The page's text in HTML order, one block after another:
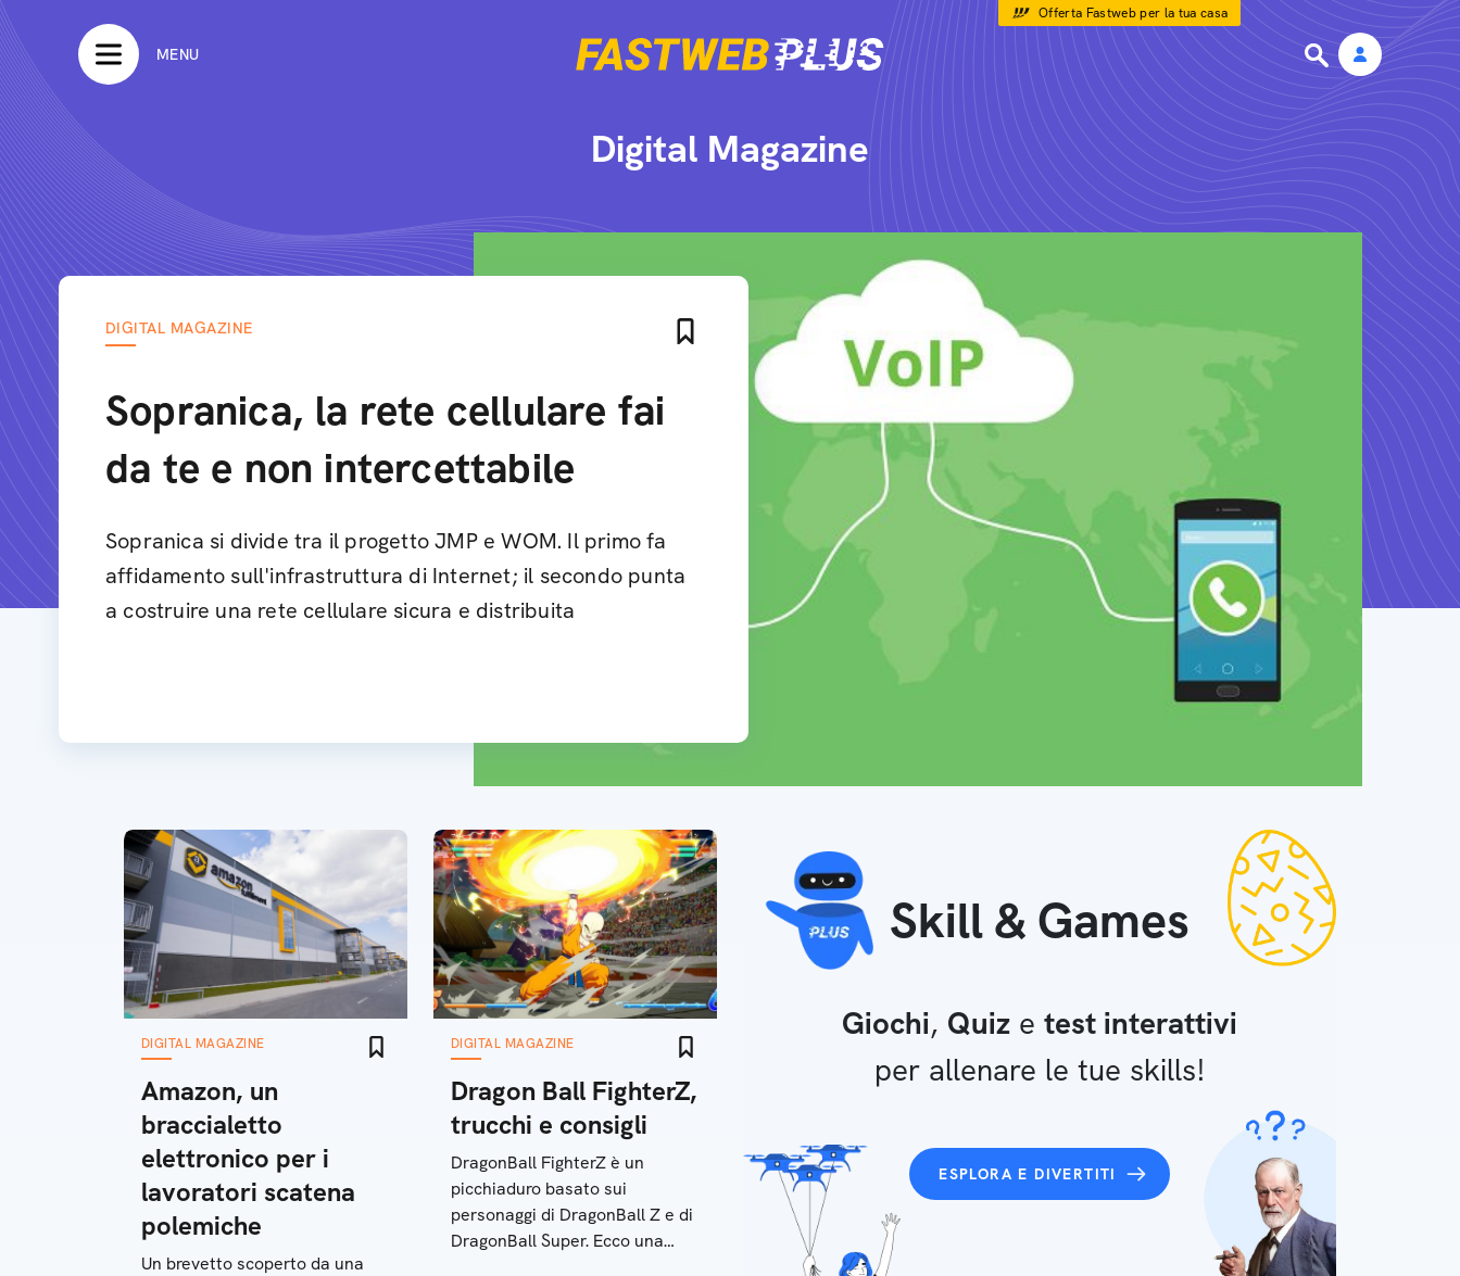
Offerta Fastweb per la tua casa
MENU
Digital Magazine
DIGITAL MAGAZINE
Sopranica, la rete cellulare fai
da te e non intercettabile
Sopranica si divide tra il progetto JMP e WOM. Il primo fa
affidamento sull'infrastruttura di Internet; il secondo punta
a costruire una rete cellulare sicura e distribuita
DIGITAL MAGAZINE
Amazon, un
braccialetto
elettronico per i
lavoratori scatena
polemiche
Un brevetto scoperto da una
DIGITAL MAGAZINE
Dragon Ball FighterZ,
trucchi e consigli
DragonBall FighterZ è un
picchiaduro basato sui
personaggi di DragonBall Z e di
DragonBall Super. Ecco una
Skill & Games
Giochi, Quiz e test interattivi
per allenare le tue skills!
ESPLORA E DIVERTITI